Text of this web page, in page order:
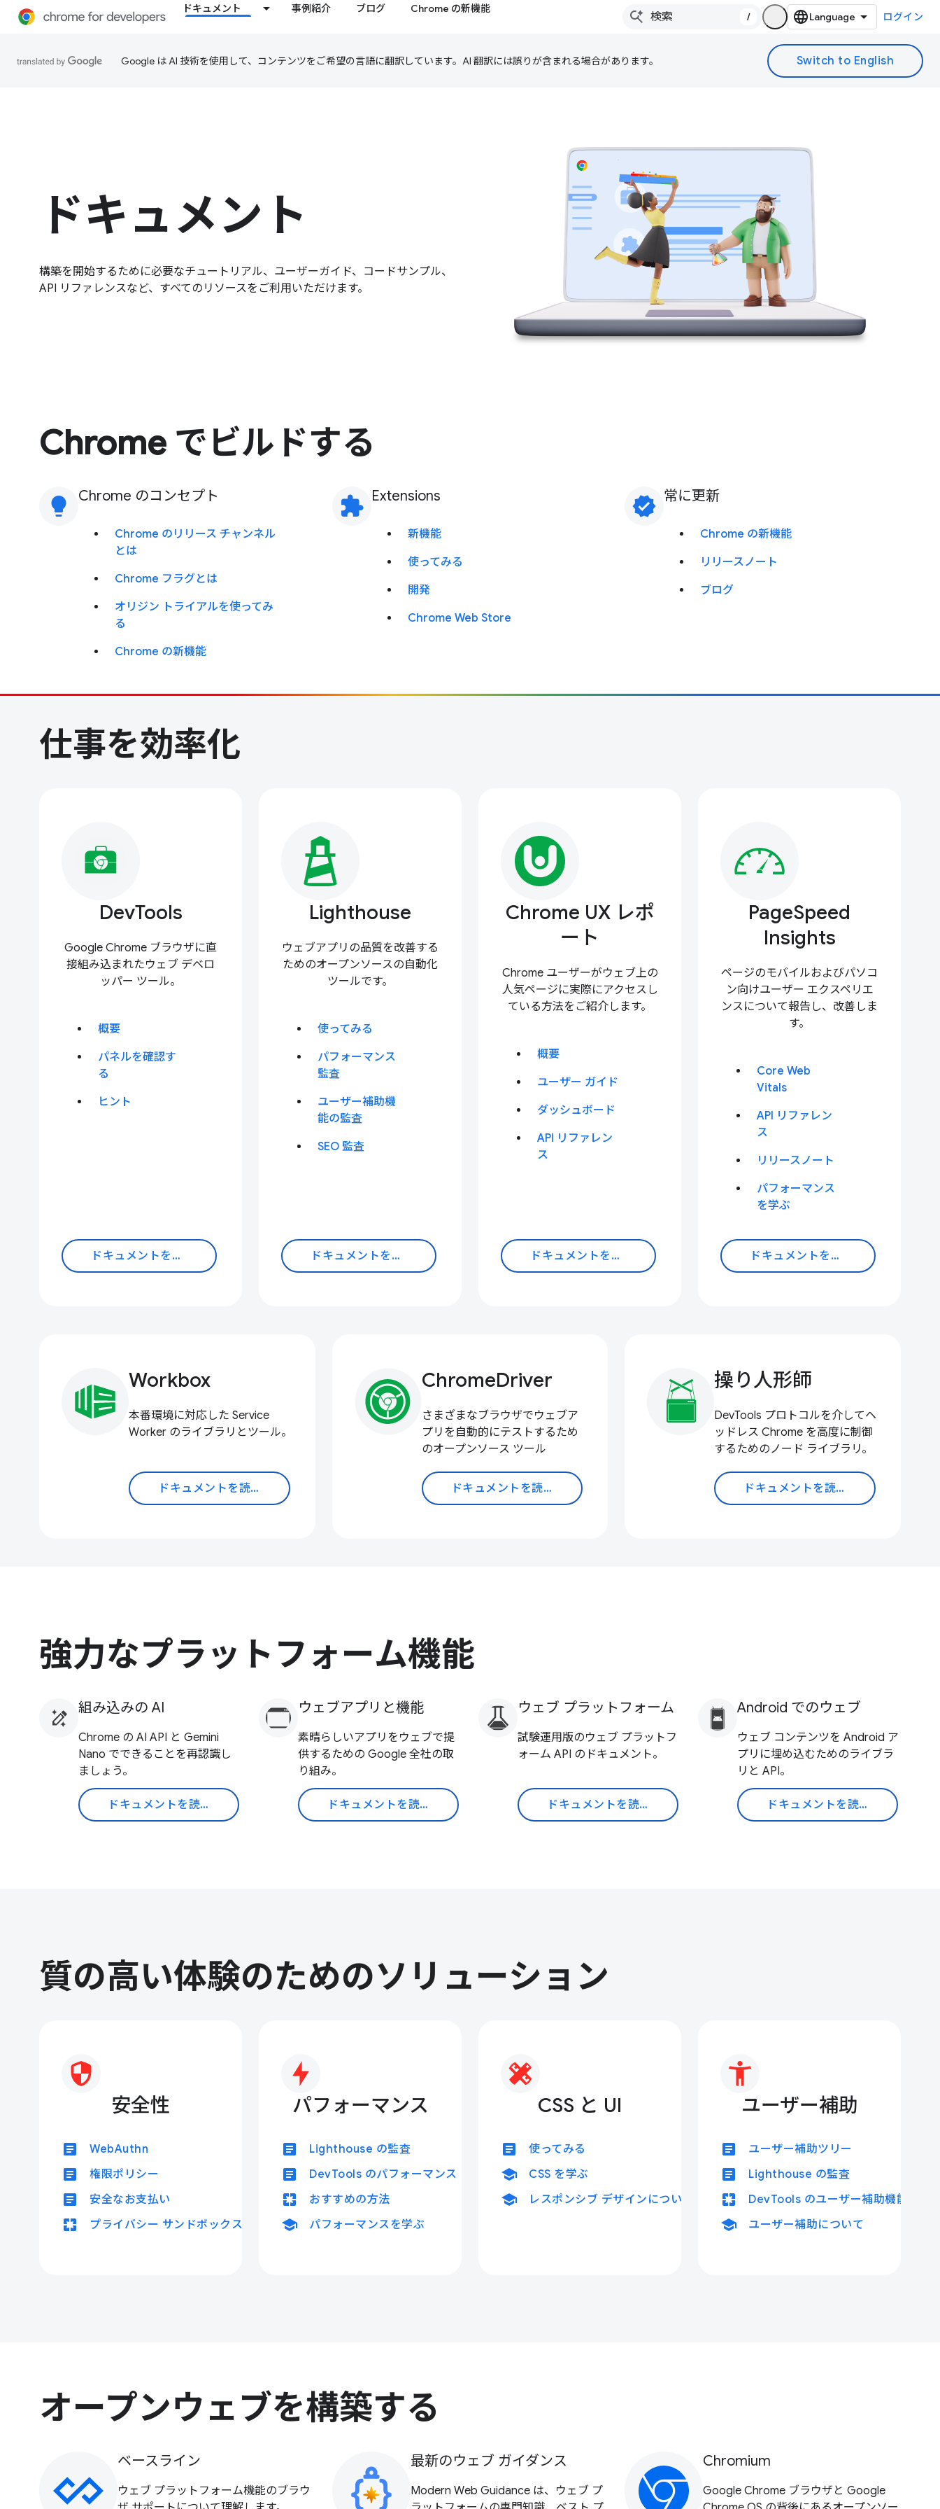
ドキュメント 事例紹介 ブログ Chrome の新機能
/ ログイン
Google は AI 技術を使用して、コンテンツをご希望の言語に翻訳しています。AI 翻訳には誤りが含まれる場合があります。
ドキュメント
構築を開始するために必要なチュートリアル、ユーザーガイド、コードサンプル、
API リファレンスなど、すべてのリソースをご利用いただけます。
Chrome でビルドする
lightbulb Chrome のコンセプト
Chrome のリリース チャンネル
とは
Chrome フラグとは
オリジン トライアルを使ってみ
る
Chrome の新機能
extension Extensions
新機能
使ってみる
開発
Chrome Web Store
verified 常に更新
Chrome の新機能
リリースノート
ブログ
仕事を効率化
DevTools
Google Chrome ブラウザに直
接組み込まれたウェブ デベロ
ッパー ツール。
概要
パネルを確認す
る
ヒント
ドキュメントを読む
Lighthouse
ウェブアプリの品質を改善する
ためのオープンソースの自動化
ツールです。
使ってみる
パフォーマンス
監査
ユーザー補助機
能の監査
SEO 監査
ドキュメントを読む
Chrome UX レポ
ート
Chrome ユーザーがウェブ上の
人気ページに実際にアクセスし
ている方法をご紹介します。
概要
ユーザー ガイド
ダッシュボード
API リファレン
ス
ドキュメントを読む
PageSpeed
Insights
ページのモバイルおよびパソコ
ン向けユーザー エクスペリエ
ンスについて報告し、改善しま
す。
Core Web
Vitals
API リファレン
ス
リリースノート
パフォーマンス
を学ぶ
ドキュメントを読む
Workbox
本番環境に対応した Service
Worker のライブラリとツール。
ドキュメントを読む
ChromeDriver
さまざまなブラウザでウェブア
プリを自動的にテストするため
のオープンソース ツール
ドキュメントを読む
操り人形師
DevTools プロトコルを介してヘ
ッドレス Chrome を高度に制御
するためのノード ライブラリ。
ドキュメントを読む
強力なプラットフォーム機能
組み込みの AI
Chrome の AI API と Gemini
Nano でできることを再認識し
ましょう。
ドキュメントを読む
ウェブアプリと機能
素晴らしいアプリをウェブで提
供するための Google 全社の取
り組み。
ドキュメントを読む
ウェブ プラットフォーム
試験運用版のウェブ プラットフ
ォーム API のドキュメント。
ドキュメントを読む
Android でのウェブ
ウェブ コンテンツを Android ア
プリに埋め込むためのライブラ
リと API。
ドキュメントを読む
質の高い体験のためのソリューション
安全性
article WebAuthn
article 権限ポリシー
article 安全なお支払い
pages プライバシー サンドボックス
パフォーマンス
article Lighthouse の監査
article DevTools のパフォーマンス
pages おすすめの方法
school パフォーマンスを学ぶ
CSS と UI
article 使ってみる
school CSS を学ぶ
school レスポンシブ デザインについて学ぶ
ユーザー補助
article ユーザー補助ツリー
article Lighthouse の監査
pages DevTools のユーザー補助機能
school ユーザー補助について
オープンウェブを構築する
ベースライン
ウェブ プラットフォーム機能のブラウ
最新のウェブ ガイダンス
Modern Web Guidance は、ウェブ プ
Chromium
Google Chrome ブラウザと Google